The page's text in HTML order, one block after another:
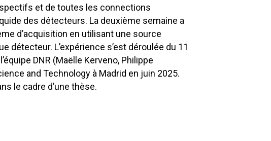
et de toutes les connections
des détecteurs. La deuxième semaine a
d’acquisition en utilisant une source
détecteur. L’expérience s’est déroulée du 11
DNR (Maëlle Kerveno, Philippe
and Technology à Madrid en juin 2025.
le cadre d’une thèse.